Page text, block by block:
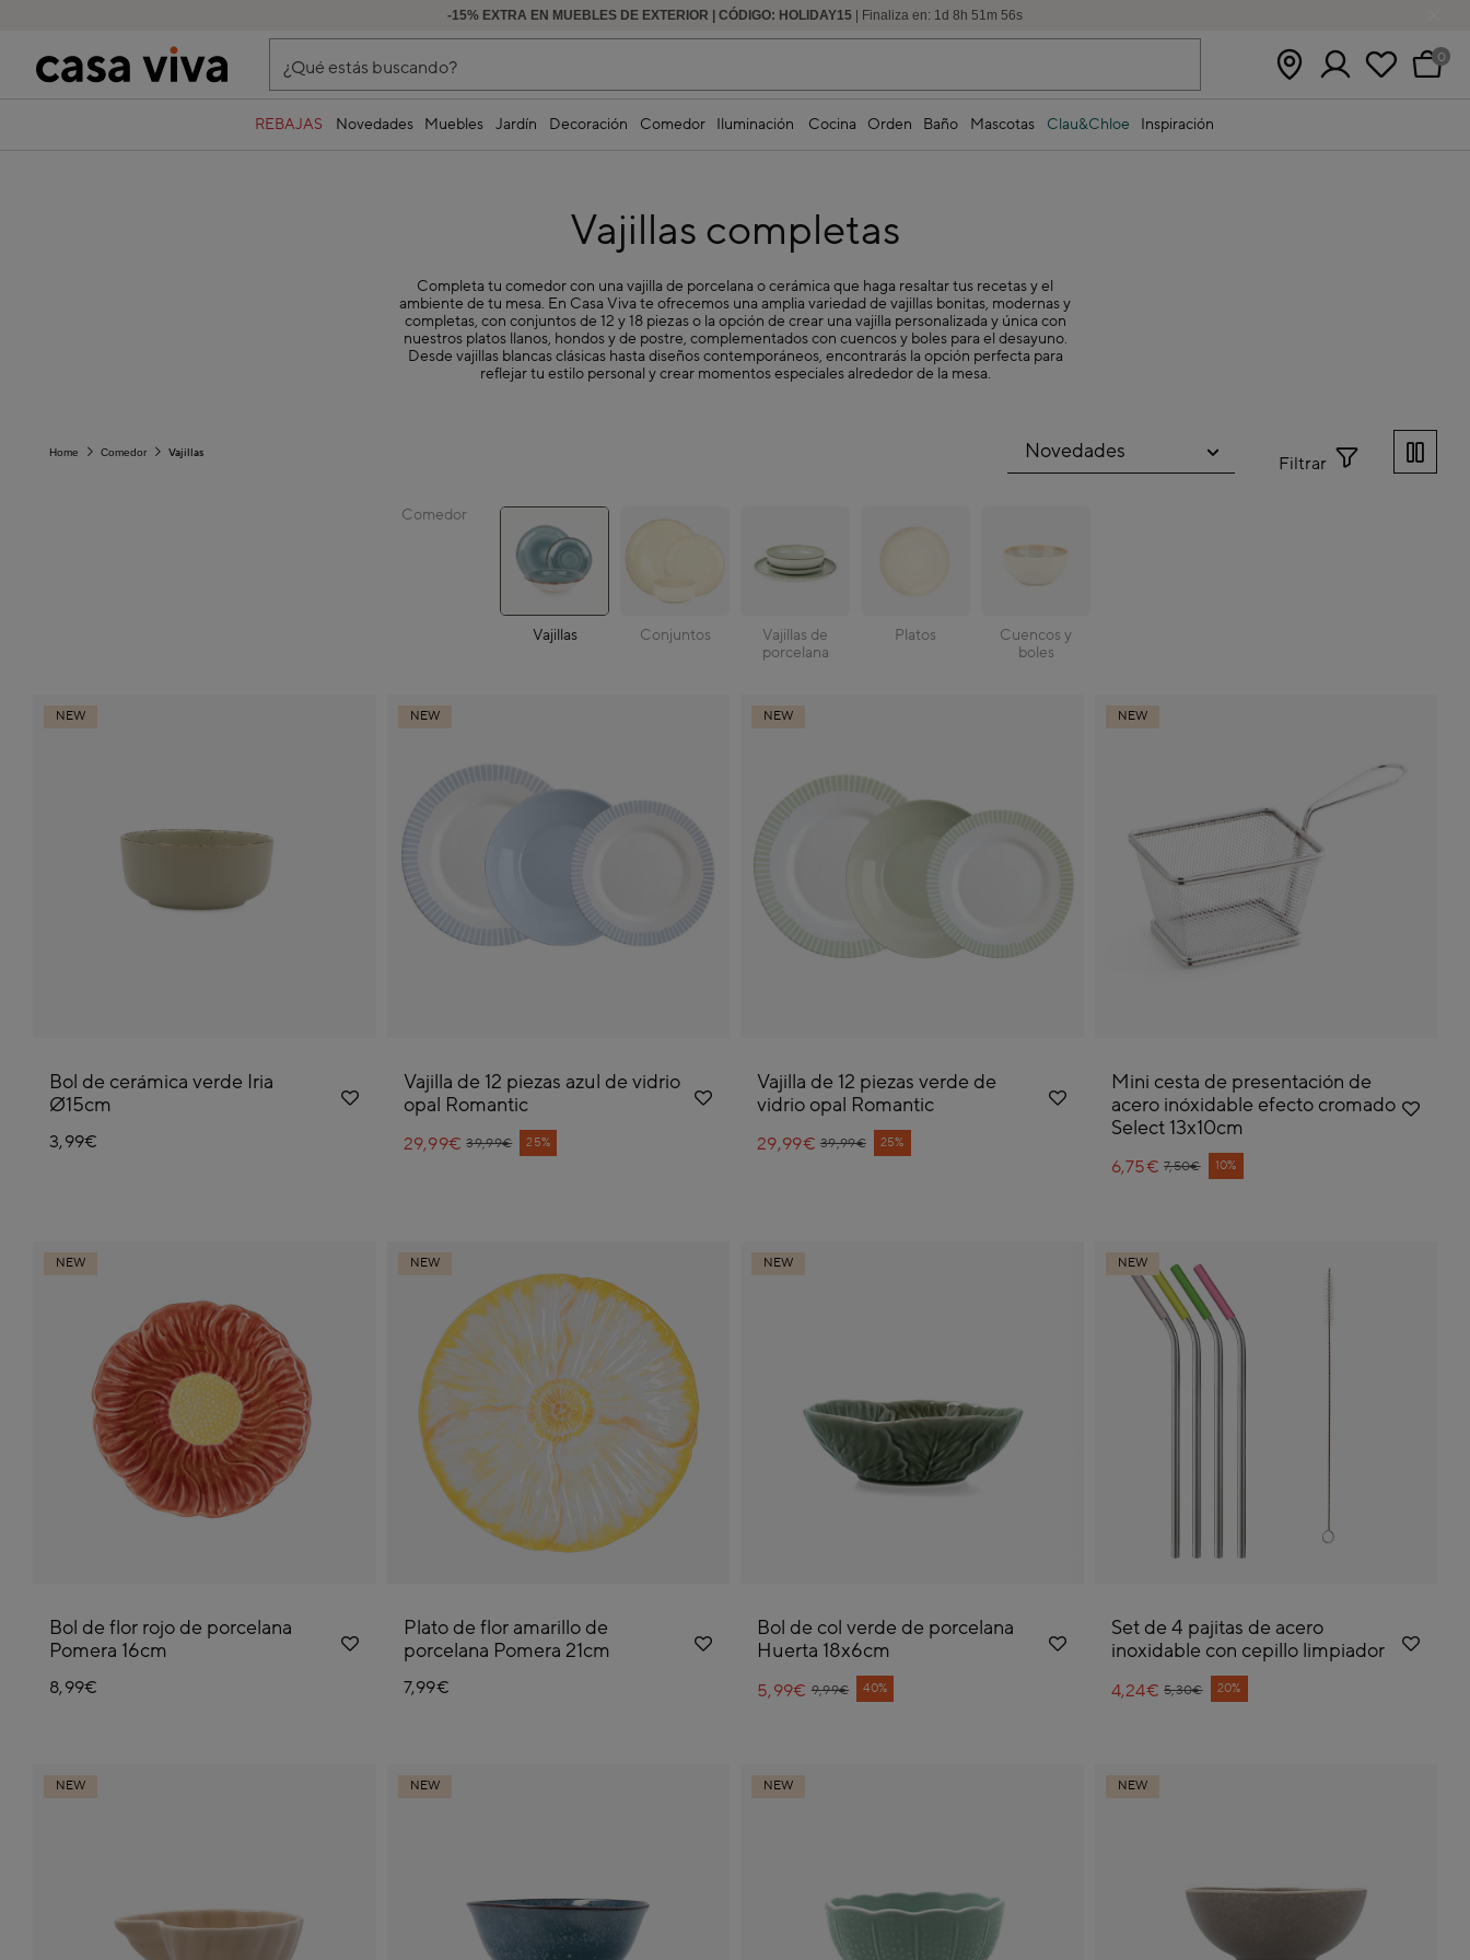
-15% EXTRA EN MUEBLES DE EXTERIOR | CÓDIGO: HOLIDAY15 | Finaliza en: 1d 8 h 51m 54s
HASTA -60% DE DESCUENTO | SEGUNDAS REBAJAS
¿Qué estás buscando? 0
REBAJAS Novedades Muebles Jardín Decoración Comedor Iluminación Cocina Orden Baño Mascotas Clau&Chloe Inspiración
Vajillas completas
Completa tu comedor con una vajilla de porcelana o cerámica que haga resaltar tus recetas y el
ambiente de tu mesa. En Casa Viva te ofrecemos una amplia variedad de vajillas bonitas, modernas y
completas, con conjuntos de 12 y 18 piezas o la opción de crear una vajilla personalizada y única con
nuestros platos llanos, hondos y de postre, complementados con cuencos y boles para el desayuno.
Desde vajillas blancas clásicas hasta diseños contemporáneos, encontrarás la opción perfecta para
reflejar tu estilo personal y crear momentos especiales alrededor de la mesa.
Vajillas
Comedor
Home
Filtrar
Comedor
Vajillas Conjuntos
Vajillas de
porcelana
Platos
Cuencos y
boles
NEW
Bol de cerámica verde Iria
Ø15cm
3,99€
NEW
Vajilla de 12 piezas azul de vidrio
opal Romantic
Price reduced from
39,99€
to 25%
29,99€
NEW
Vajilla de 12 piezas verde de
vidrio opal Romantic
Price reduced from
39,99€
to 25%
29,99€
NEW
Mini cesta de presentación de
acero inóxidable efecto cromado
Select 13x10cm
Price reduced from
7,50€
to 10%
6,75€
NEW
Bol de flor rojo de porcelana
Pomera 16cm
8,99€
NEW
Plato de flor amarillo de
porcelana Pomera 21cm
7,99€
NEW
Bol de col verde de porcelana
Huerta 18x6cm
Price reduced from
9,99€
to 40%
5,99€
NEW
Set de 4 pajitas de acero
inoxidable con cepillo limpiador
Price reduced from
5,30€
to 20%
4,24€
NEW NEW NEW NEW